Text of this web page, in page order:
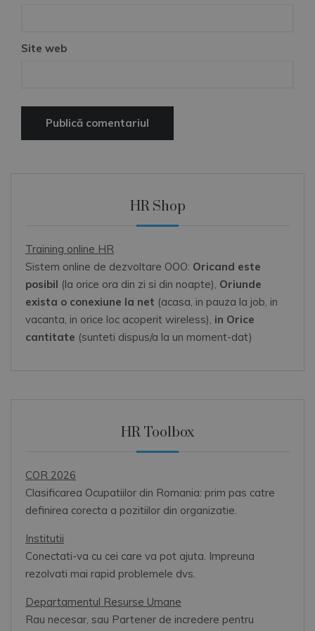
Site web
HR Shop
Training online HR
Sistem online de dezvoltare OOO: Oricand este
posibil (la orice ora din zi si din noapte), Oriunde
exista o conexiune la net (acasa, in pauza la job, in
vacanta, in orice loc acoperit wireless), in Orice
cantitate (sunteti dispus/a la un moment-dat)
HR Toolbox
COR 2026
Clasificarea Ocupatiilor din Romania: prim pas catre
definirea corecta a pozitiilor din organizatie.
Institutii
Conectati-va cu cei care va pot ajuta. Impreuna
rezolvati mai rapid problemele dvs.
Departamentul Resurse Umane
Rau necesar, sau Partener de incredere pentru